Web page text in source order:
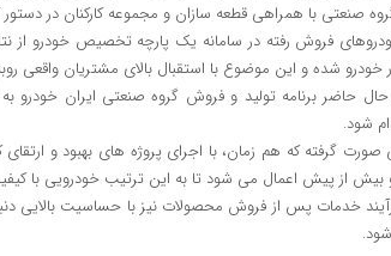
صنعتی با همراهی قطعه سازان و مجموعه کارکنان در دستور
فروش رفته در سامانه یک پارچه تخصیص خودرو از
خودرو شده و این موضوع با استقبال بالای مشتریان واقعی
حاضر برنامه تولید و فروش گروه صنعتی ایران
شود.
گرفته که هم زمان، با اجرای پروژه های بهبود و
بیش از پیش اعمال می شود تا به این ترتیب خودرویی با
خدمات پس از فروش محصولات نیز با حساسیت بالایی